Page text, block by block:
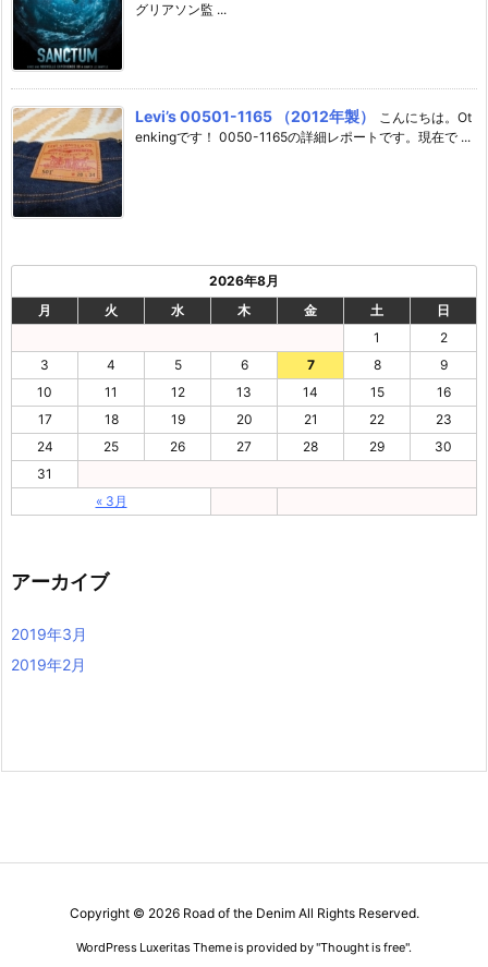
グリアソン監 ...
Levi’s 00501-1165 （2012年製）
こんにちは。Ot
enkingです！ 0050-1165の詳細レポートです。現在で ...
2026年8月
月
火 水 木 金 土 日
« 3月
1
2
3
4 5 6 7 8
9
10
11 12 13 14 15
16
17
18 19 20 21 22
23
24
25 26 27 28 29
30
31
アーカイブ
2019年3月
2019年2月
Copyright © 2026 Road of the DenimAll Rights Reserved.
WordPress Luxeritas Theme is provided by "Thought is free".